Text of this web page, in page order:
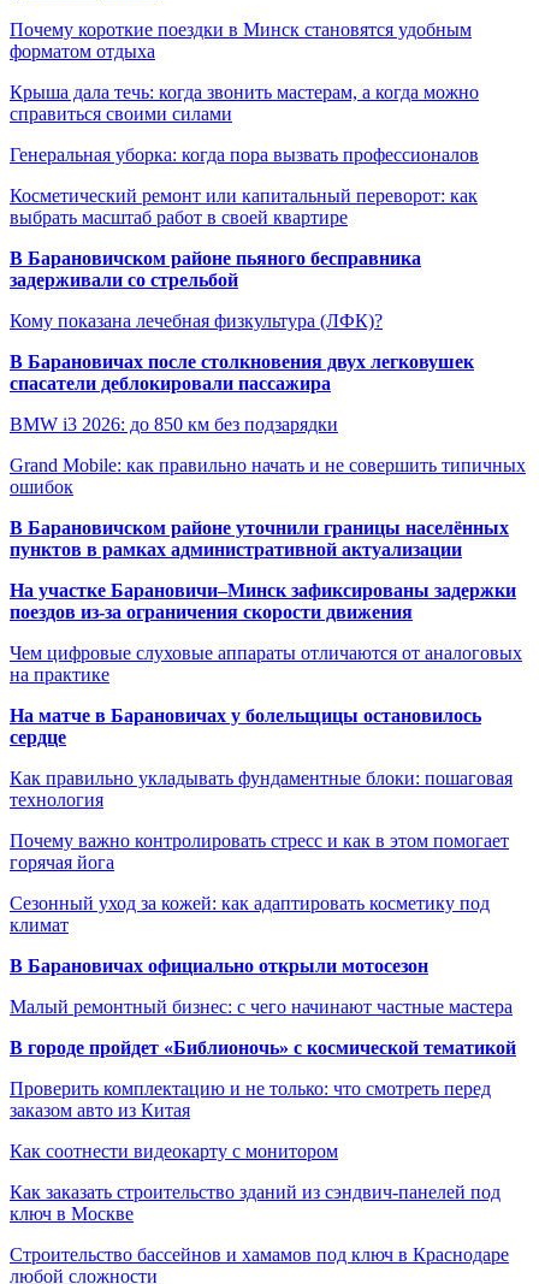
Почему короткие поездки в Минск становятся удобным
форматом отдыха
Крыша дала течь: когда звонить мастерам, а когда можно
справиться своими силами
Генеральная уборка: когда пора вызвать профессионалов
Косметический ремонт или капитальный переворот: как
выбрать масштаб работ в своей квартире
В Барановичском районе пьяного бесправника
задерживали со стрельбой
Кому показана лечебная физкультура (ЛФК)?
В Барановичах после столкновения двух легковушек
спасатели деблокировали пассажира
BMW i3 2026: до 850 км без подзарядки
Grand Mobile: как правильно начать и не совершить типичных
ошибок
В Барановичском районе уточнили границы населённых
пунктов в рамках административной актуализации
На участке Барановичи–Минск зафиксированы задержки
поездов из-за ограничения скорости движения
Чем цифровые слуховые аппараты отличаются от аналоговых
на практике
На матче в Барановичах у болельщицы остановилось
сердце
Как правильно укладывать фундаментные блоки: пошаговая
технология
Почему важно контролировать стресс и как в этом помогает
горячая йога
Сезонный уход за кожей: как адаптировать косметику под
климат
В Барановичах официально открыли мотосезон
Малый ремонтный бизнес: с чего начинают частные мастера
В городе пройдет «Библионочь» с космической тематикой
Проверить комплектацию и не только: что смотреть перед
заказом авто из Китая
Как соотнести видеокарту с монитором
Как заказать строительство зданий из сэндвич-панелей под
ключ в Москве
Строительство бассейнов и хамамов под ключ в Краснодаре
любой сложности